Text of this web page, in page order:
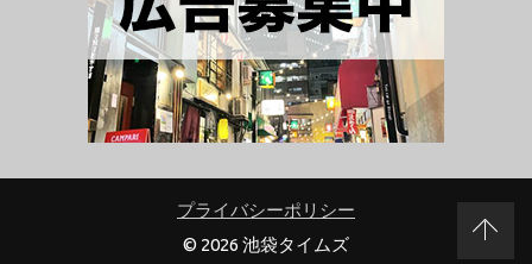
プライバシーポリシー
© 2026 池袋タイムズ